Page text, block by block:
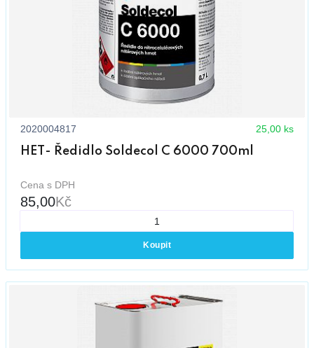
2020004817 25,00 ks
HET- Ředidlo Soldecol C 6000 700ml
Cena s DPH
85,00Kč
Koupit